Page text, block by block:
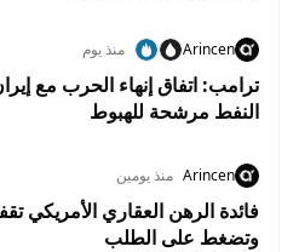
Arincen منذ يوم
ترامب: اتفاق إنهاء الحرب مع
النفط مرشحة للهبوط
Arincen منذ يومين
فائدة الرهن العقاري الأمريكي
وتضغط على الطلب